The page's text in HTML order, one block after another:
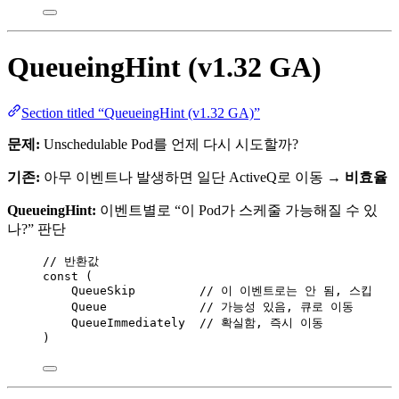
QueueingHint (v1.32 GA)
Section titled “QueueingHint (v1.32 GA)”
문제: Unschedulable Pod를 언제 다시 시도할까?
기존: 아무 이벤트나 발생하면 일단 ActiveQ로 이동 → 비효율
QueueingHint: 이벤트별로 “이 Pod가 스케줄 가능해질 수 있
나?” 판단
// 반환값
const (
QueueSkip
// 이 이벤트로는 안 됨, 스킵
Queue
// 가능성 있음, 큐로 이동
QueueImmediately
// 확실함, 즉시 이동
)